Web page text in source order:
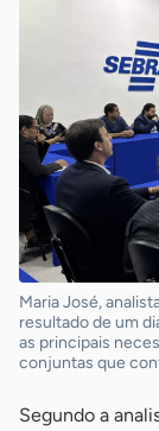
Maria José,
resultado de um
as principais
conjuntas que
Segundo a